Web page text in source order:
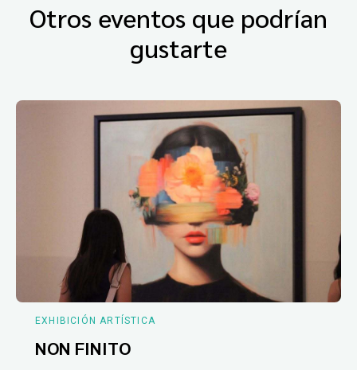
Otros eventos que podrían
gustarte
EXHIBICIÓN ARTÍSTICA
NON FINITO